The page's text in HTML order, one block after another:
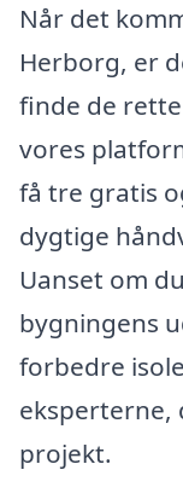
Når det
Herborg, er
finde de
vores
få tre gratis
dygtige
Uanset om
bygningens
forbedre
eksperterne,
projekt.